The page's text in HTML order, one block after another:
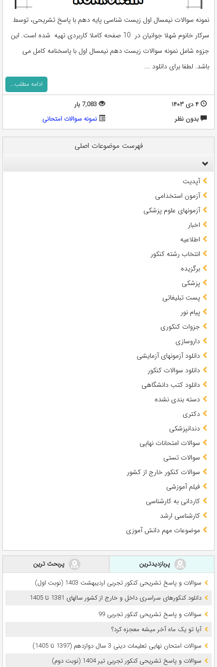
نمونه سوالات نیمسال اول زیست شناسی پایه دهم با پاسخ تشریحی، توسط
سرکار خانوم شهلا جوانیان در 10 صفحه کاملا کاربردی تهیه شده است. این
جزوه شامل نمونه سوالات زیست دهم نیمسال اول با پاسخنامه کامل می
باشد. لطفا برای دانلود ...
ادامه مطلب...
۴ دی ۱۴۰۳
7,083 بار
بدون نظر
نمونه سوالات امتحانی
فهرست موضوعات اصلی
آپدیت
آزمون استخدامی
آزمونهای علوم پزشکی
اخبار
اطلاعیه
انتخاب رشته کنکور
برگزیده
پزشکی
پست تبلیغاتی
پیام نور
جزوات کنکوری
داروسازی
دانلود آزمونهای آزمایشی
دانلود سوالات کنکور
دانلود کتب دانشگاهی
دسته بندی نشده
دکتری
دندانپزشکی
سوالات امتحانات نهایی
سوالات تستی
سوالات کنکور خارج از کشور
فیلم آموزشی
کاردانی به کارشناسی
کارشناسی ارشد
موضوعات مهم دانش آموزی
پربازدیدترین
پربحث ترین
سوالات و پاسخ تشریحی کنکور تجربی اردیبهشت 1403 (نوبت اول)
دانلود کنکورهای سراسری داخل و خارج از کشور سالهای 1381 تا 1405
سوالات و پاسخ تشریحی کنکور تجربی 99
آیا تو یک ماه آخر میشه معجزه کرد؟
سوالات امتحان نهایی تعلیمات دینی 3 سال دوازدهم (1397 تا 1405)
سوالات و پاسخ تشریحی کنکور تجربی تیر 1404 (نوبت دوم)